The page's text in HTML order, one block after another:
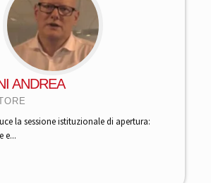
ANDREA
la sessione istituzionale di apertura:
e...